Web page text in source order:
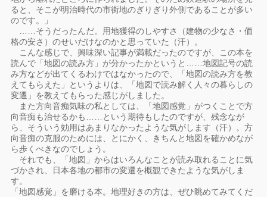
ると、そこが明治時代の市街地のぎりぎり外側であることが多い
のです。」
……そうだったんだ。用地獲得のしやすさ（建物の少なさ・価
格の安さ）のせいだけなのかと思っていた（汗）。
こんな感じで、興味深い記事が満載だったのですが、この本を
読んで「地図の読み方」が分かったかというと……地図記号の読
み方などが出てくるわけではなかったので、「地図の読み方を教
えてもらえた」というよりは、「地図で読み解く人々の暮らしの
変遷」を教えてもらった感じがしました。
また方向音痴気味の私としては、「地図感覚」がつくことで方
向音痴も治せるかも……という期待もしたのですが、残念なが
ら、そういう効用はあまりなかったような気がします（汗）。方
向音痴の克服のためには、とにかく、きちんと地図を確かめなが
ら歩くべきなのでしょう。
それでも、「地図」からはいろんなことが読み取れることに気
づかされ、日本各地の都市の変遷を概観できたような気がしま
す。
「地図感覚」を磨ける本。地理好きの方は、ぜひ眺めてみてくだ